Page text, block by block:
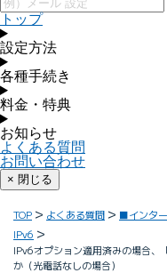
トップ
設定方法
各種手続き
料金・特典
お知らせ
よくある質問
お問い合わせ
× 閉じる
TOP よくある質問 ■インタ
IPv6
IPv6オプション適用済みの場合、
か（光電話なしの場合）